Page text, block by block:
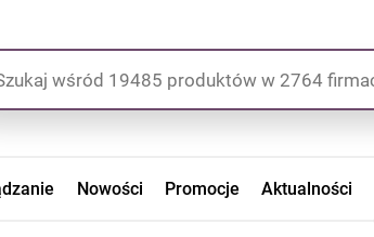
Nowości Promocje Aktualności